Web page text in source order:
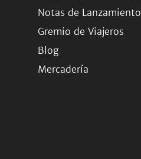
Notas de Lanzamiento
Gremio de Viajeros
Blog
Mercadería